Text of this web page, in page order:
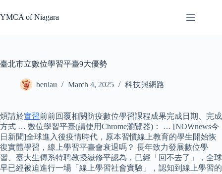
to
content
YMCA of Niagara
臺北市立數位學習平臺9大優勢
benlau March 4, 2025 科技與網路
煩請於實習前前回覆相關防疫數位學習課程成果完成日期、完成
方式 … 數位學習平臺(請使用Chrome瀏覽器)： … [NOWnews今
日新聞]全球進入後疫情時代，原本習慣線上教育的學生開始恢
復實體學習，線上學習平臺會衰退嗎？ 長年致力發展數位學
習、臺大生傳系特聘教授嶽修平認為，已經「回不去了」，全球
早已經被迫進行一場「線上學習社會實驗」，認知到線上學習的